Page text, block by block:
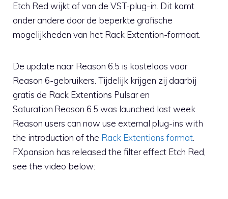
Etch Red wijkt af van de VST-plug-in. Dit komt
onder andere door de beperkte grafische
mogelijkheden van het Rack Extention-formaat.
De update naar Reason 6.5 is kosteloos voor
Reason 6-gebruikers. Tijdelijk krijgen zij daarbij
gratis de Rack Extentions Pulsar en
Saturation.Reason 6.5 was launched last week.
Reason users can now use external plug-ins with
the introduction of the Rack Extentions format
FXpansion has released the filter effect Etch Red,
see the video below: